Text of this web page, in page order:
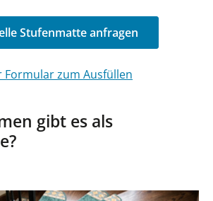
Stufenmatte anfragen
Formular zum Ausfüllen
gibt es als